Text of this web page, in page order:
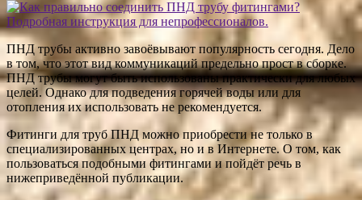
ПНД трубы активно завоёвывают популярность сегодня. Дело
в том, что этот вид коммуникаций предельно прост в сборке.
ПНД трубы могут быть использованы практически для любых
целей. Однако для подведения горячей воды или для
отопления их использовать не рекомендуется.
Фитинги для труб ПНД можно приобрести не только в
специализированных центрах, но и в Интернете. О том, как
пользоваться подобными фитингами и пойдёт речь в
нижеприведённой публикации.